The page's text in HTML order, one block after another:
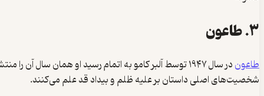
۳. طاعون
طاعون
در سال ۱۹۴۷ توسط آلبر کامو به اتمام رسید او همان
شخصیت‌های اصلی داستان بر علیه ظلم و بیداد قد علم می‌کنند.